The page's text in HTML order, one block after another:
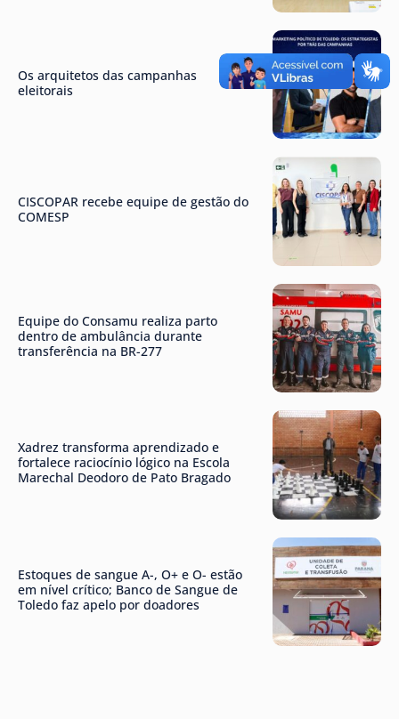
Os arquitetos das campanhas
eleitorais
CISCOPAR recebe equipe de gestão do
COMESP
Equipe do Consamu realiza parto
dentro de ambulância durante
transferência na BR-277
Xadrez transforma aprendizado e
fortalece raciocínio lógico na Escola
Marechal Deodoro de Pato Bragado
Estoques de sangue A-, O+ e O- estão
em nível crítico; Banco de Sangue de
Toledo faz apelo por doadores